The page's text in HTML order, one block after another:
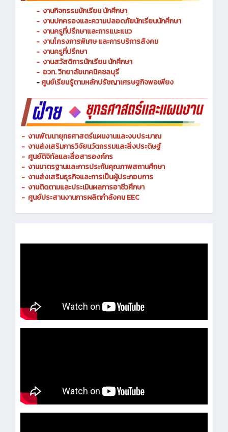
- งานกิจกรรมนักเรียน นักศึกษา
- งานปกครองและความปลอดภัยนักเรียนนักศึกษา
- งานครูที่ปรึกษาและการแนะแนว
- งานโครงการพิเศษ และการบริการ
- งานครูที่ปรึกษา
- งานสวัสดิการนักเรียน นักศึกษา
-อวท. วิทยาลัยเทคนิคชลบุรี
-ศูนย์เรียนรู้ตามหลักปรัชญาเศรษฐกิจพอเพียง
- งานพัฒนายุทธศาสตร์แผนงานและงบประมาณ
- งานส่งเสริมการวิจัยนวัตกรรมและสิ่งประดิษฐ์
- ศูนย์ดิจิทัลและสื่อสารองค์กร
- งานมาตรฐานและการประกันคุณภาพสถานศึกษา
- งานส่งเสริมธุรกิจและการเป็นผู้ประกอบการ
- งานติดตามและประเมินผลการอาชีวศึกษา
-ศูนย์ประสานงานการผลิตกำลังคน EEC